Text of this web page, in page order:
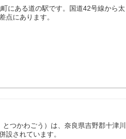
にある道の駅です。国道42号線から太
点にあります。
つかわごう）は、奈良県吉野郡十津川
設されています。